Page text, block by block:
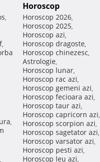
,
,
,
Horoscop
Horoscop 2026,
Horoscop 2025,
Horoscop azi,
Horoscop dragoste,
Horoscop chinezesc,
Astrologie,
Horoscop lunar,
Horoscop rac azi,
Horoscop gemeni azi,
Horoscop fecioara azi,
Horoscop taur azi,
Horoscop capricorn azi,
Horoscop scorpion azi,
Horoscop sagetator azi,
Horoscop varsator azi,
Horoscop pesti azi,
Horoscop leu azi,